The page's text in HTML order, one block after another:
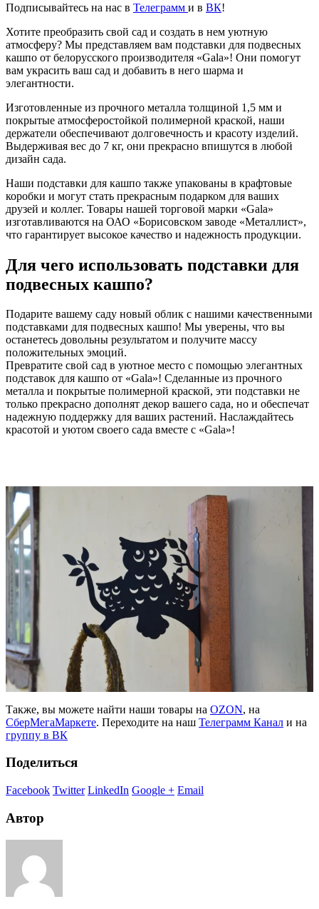
подвесных
кашпо
Подписывайтесь на нас в Телеграмм и в ВК!
Хотите преобразить свой сад и создать в нем уютную
атмосферу? Мы представляем вам подставки для подвесных
кашпо от белорусского производителя «Gala»! Они помогут
вам украсить ваш сад и добавить в него шарма и
элегантности.
Изготовленные из прочного металла толщиной 1,5 мм и
покрытые атмосферостойкой полимерной краской, наши
держатели обеспечивают долговечность и красоту изделий.
Выдерживая вес до 7 кг, они прекрасно впишутся в любой
дизайн сада.
Наши подставки для кашпо также упакованы в крафтовые
коробки и могут стать прекрасным подарком для ваших
друзей и коллег. Товары нашей торговой марки «Gala»
изготавливаются на ОАО «Борисовском заводе «Металлист»,
что гарантирует высокое качество и надежность продукции.
Для чего использовать подставки для
подвесных кашпо?
Подарите вашему саду новый облик с нашими качественными
подставками для подвесных кашпо! Мы уверены, что вы
останетесь довольны результатом и получите массу
положительных эмоций.
Превратите свой сад в уютное место с помощью элегантных
подставок для кашпо от «Gala»! Сделанные из прочного
металла и покрытые полимерной краской, эти подставки не
только прекрасно дополнят декор вашего сада, но и обеспечат
надежную поддержку для ваших растений. Наслаждайтесь
красотой и уютом своего сада вместе с «Gala»!
Также, вы можете найти наши товары на OZON, на
СберМегаМаркете. Переходите на наш Телеграмм Канал и на
группу в ВК
Поделиться
Facebook Twitter LinkedIn Google + Email
Автор